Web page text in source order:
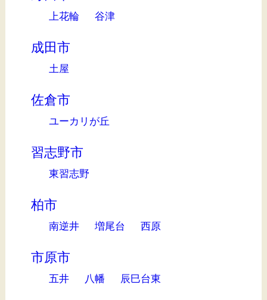
上花輪 谷津
成田市
土屋
佐倉市
ユーカリが丘
習志野市
東習志野
柏市
南逆井 増尾台 西原
市原市
五井 八幡 辰巳台東